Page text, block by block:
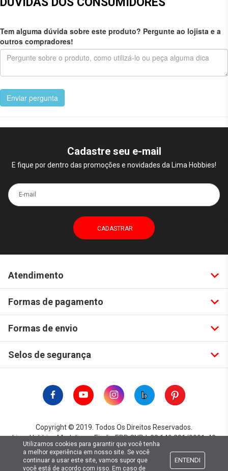
Tem alguma dúvida sobre este produto? Pergunte ao lojista e a
outros compradores!
Enviar pergunta
Cadastre seu e-mail
E fique por dentro das promoções e novidades da Lima Hobbies!
E-mail
Atendimento
Formas de pagamento
Formas de envio
Selos de segurança
Copyright © 2019. Todos Os Direitos Reservados.
Lima Hobbies Modelismo Eireli - EPP CNPJ: 00.149.281/0001-49
Utilizamos cookies para garantir que você tenha
a melhor experiência em nosso site. Se você
continuar a usar este site, vamos supor que
você está de acordo com isso. Em caso de
ENTENDI